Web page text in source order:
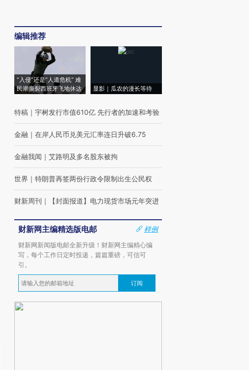
编辑推荐
“入侵”还是“人道危机” 难
民潮撕裂西班牙飞地休达
显影｜瓜农的漫长等待
特稿 ｜ 宇树发行市值610亿 先行者的加速和考验
金融 ｜ 在岸人民币兑美元汇率连日升破6.75
金融我闻 ｜ 艾路明及多名股东被拘
世界 ｜ 特朗普再签两份行政令限制出生公民权
财新周刊 ｜ 【封面报道】电力现货市场元年突进
财新网主编精选版电邮
样例
财新网新闻版电邮全新升级！财新网主编精心编
写，每个工作日定时投递，篇篇重磅，可信可
引。
订阅